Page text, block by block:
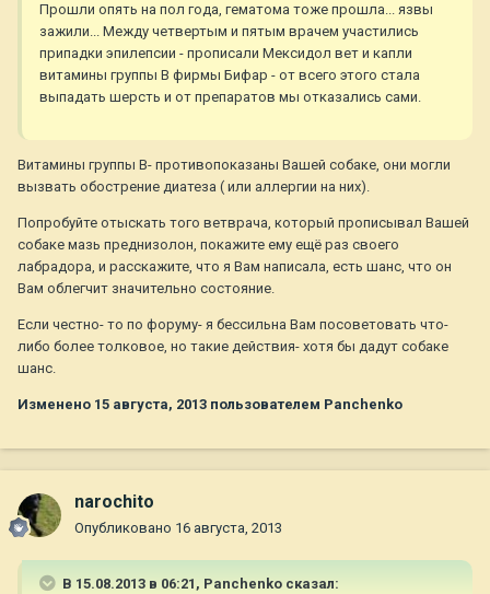
Прошли опять на пол года, гематома тоже прошла... язвы
зажили... Между четвертым и пятым врачем участились
припадки эпилепсии - прописали Мексидол вет и капли
витамины группы В фирмы Бифар - от всего этого стала
выпадать шерсть и от препаратов мы отказались сами.
Витамины группы В- противопоказаны Вашей собаке, они могли
вызвать обострение диатеза ( или аллергии на них).
Попробуйте отыскать того ветврача, который прописывал Вашей
собаке мазь преднизолон, покажите ему ещё раз своего
лабрадора, и расскажите, что я Вам написала, есть шанс, что он
Вам облегчит значительно состояние.
Если честно- то по форуму- я бессильна Вам посоветовать что-
либо более толковое, но такие действия- хотя бы дадут собаке
шанс.
Изменено 15 августа, 2013 пользователем Panchenko
narochito
Опубликовано 16 августа, 2013
В 15.08.2013 в 06:21, Panchenko сказал: